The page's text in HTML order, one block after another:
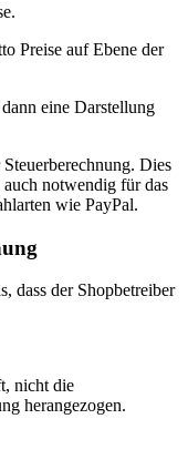
Preise auf Ebene der
eine Darstellung
Dies
auch notwendig für das
wie PayPal.
dass der Shopbetreiber
nicht die
herangezogen.